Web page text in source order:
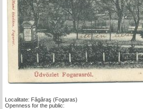
Localitate: Făgăraş (Fogaras)
Openness for the public: